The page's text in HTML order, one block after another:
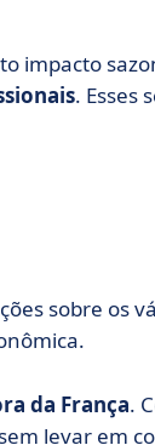
impacto
. Esses
sobre os
da França.
levar em